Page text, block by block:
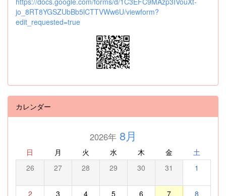
jo_8RT8YGSZUbBb5lCTTVWw6U/viewform?
edit_requested=true
カレンダー
2026年8月
日 月 火 水 木 金 土
26 27 28 29 30 31 1
2 3 4 5 6 7 8